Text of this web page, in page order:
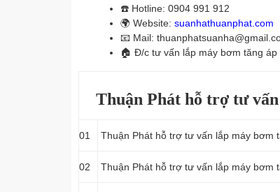
☎️ Hotline: 0904 991 912
🌍 Website: suanhathuanphat.com
📧 Mail:
🏠 Đ/c tư vấn lắp máy bơm tăng áp
Thuận Phát hỗ trợ tư
01 Thuận Phát hỗ trợ tư vấn lắp máy bơm
02 Thuận Phát hỗ trợ tư vấn lắp máy bơm